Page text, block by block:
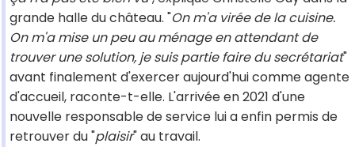
grande halle du château. "On m'a virée de la cuisine.
On m'a mise un peu au ménage en attendant de
trouver une solution, je suis partie faire du secrétariat"
avant finalement d'exercer aujourd'hui comme agente
d'accueil, raconte-t-elle. L'arrivée en 2021 d'une
nouvelle responsable de service lui a enfin permis de
retrouver du "plaisir" au travail.